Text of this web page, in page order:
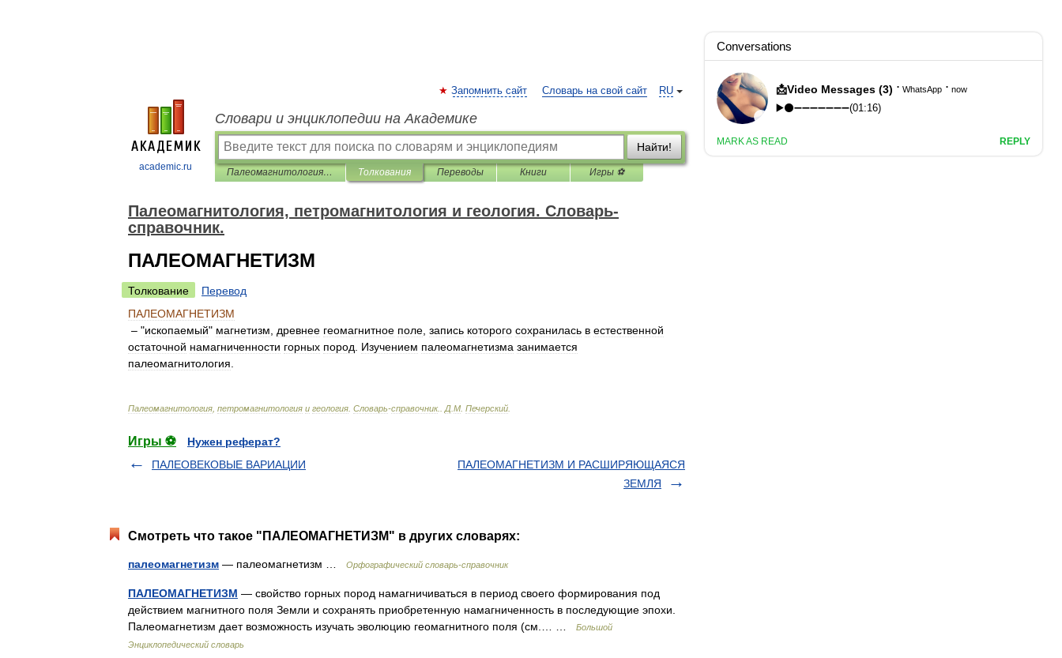
academic.ru
RU
Запомнить сайт Словарь на свой сайт
Словари и энциклопедии на Академике
Найти!
Палеомагнитология, петромагнитология и геология. Словарь-справочник. Толкования Переводы Книги Игры ⚽
Палеомагнитология, петромагнитология и геология. Словарь-
справочник.
ПАЛЕОМАГНЕТИЗМ
Толкование
Перевод
ПАЛЕОМАГНЕТИЗМ
– "ископаемый" магнетизм древнее геомагнитное поле запись которого сохранилась в естественной
остаточной намагниченности горных пород Изучением палеомагнетизма занимается
палеомагнитология
Палеомагнитология петромагнитология и геология Словарь-справочник. Д М Печерский
Игры ⚽
Нужен реферат?
ПАЛЕОВЕКОВЫЕ ВАРИАЦИИ
ПАЛЕОМАГНЕТИЗМ И РАСШИРЯЮЩАЯСЯ
ЗЕМЛЯ
Смотреть что такое "ПАЛЕОМАГНЕТИЗМ" в других словарях:
палеомагнетизм — палеомагнетизм … Орфографический словарь-справочник
ПАЛЕОМАГНЕТИЗМ — свойство горных пород намагничиваться в период своего формирования под
действием магнитного поля Земли и сохранять приобретенную намагниченность в последующие эпохи.
Палеомагнетизм дает возможность изучать эволюцию геомагнитного поля (см.… …
Большой
Энциклопедический словарь